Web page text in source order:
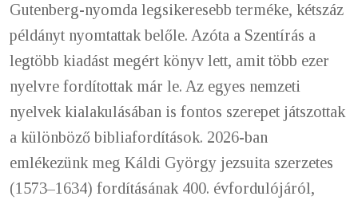
Gutenberg-nyomda legsikeresebb terméke, kétszáz
példányt nyomtattak belőle. Azóta a Szentírás a
legtöbb kiadást megért könyv lett, amit több ezer
nyelvre fordítottak már le. Az egyes nemzeti
nyelvek kialakulásában is fontos szerepet játszottak
a különböző bibliafordítások. 2026-ban
emlékezünk meg Káldi György jezsuita szerzetes
(1573–1634) fordításának 400. évfordulójáról,